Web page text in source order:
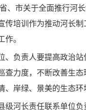
市关于全面推行河长
培训作为推动河长制
作。
负责人要提高政治站
查力度，不断改善生
、岸绿、景美的生态环
河长责任联系单位负